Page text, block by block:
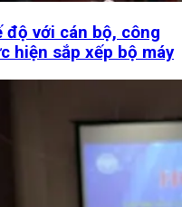
độ với cán bộ, công
hiện sắp xếp bộ máy